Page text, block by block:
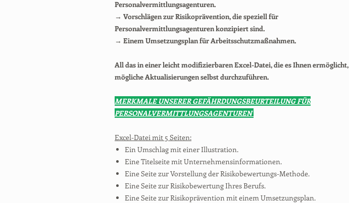
Personalvermittlungsagenturen.
→ Vorschlägen zur Risikoprävention, die speziell für
Personalvermittlungsagenturen konzipiert sind.
→ Einem Umsetzungsplan für Arbeitsschutzmaßnahmen.
All das in einer leicht modifizierbaren Excel-Datei, die es Ihnen ermöglicht,
mögliche Aktualisierungen selbst durchzuführen.
MERKMALE UNSERER GEFÄHRDUNGSBEURTEILUNG FÜR
PERSONALVERMITTLUNGSAGENTUREN
Excel-Datei mit 5 Seiten:
Ein Umschlag mit einer Illustration.
Eine Titelseite mit Unternehmensinformationen.
Eine Seite zur Vorstellung der Risikobewertungs-Methode.
Eine Seite zur Risikobewertung Ihres Berufs.
Eine Seite zur Risikoprävention mit einem Umsetzungsplan.